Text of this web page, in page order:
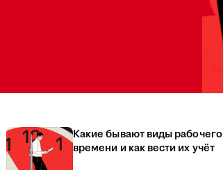
Какие бывают виды рабочего
времени и как вести их учёт